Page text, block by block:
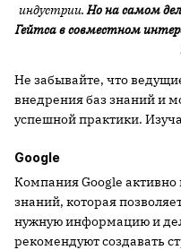
индустрии.Но на самом
Гейтса в совместном
Не забывайте, что
внедрения баз знаний и
успешной практики.
Google
Компания Google активно
знаний, которая
нужную информацию и
рекомендуют создавать